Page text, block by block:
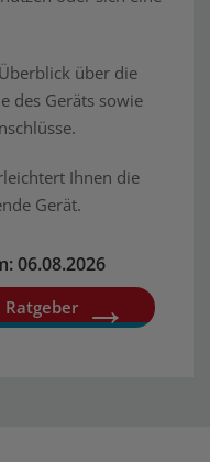
über die
des Geräts sowie
Ihnen die
Gerät.
06.08.2026